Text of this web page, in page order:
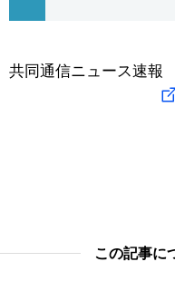
社会
旅と暮らし
科学・技術
暮らし
共同通信ニュース速報
この記事に